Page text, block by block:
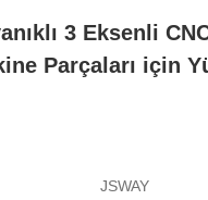
3 Eksenli
Parçaları için
JSWAY